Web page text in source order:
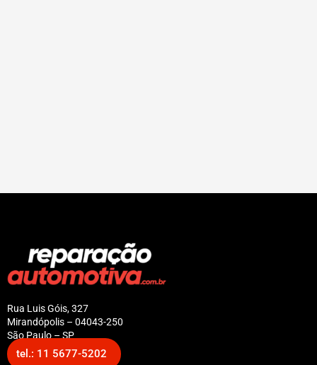
Rua Luis Góis, 327
Mirandópolis – 04043-250
São Paulo – SP
tel.: 11 5677-5202